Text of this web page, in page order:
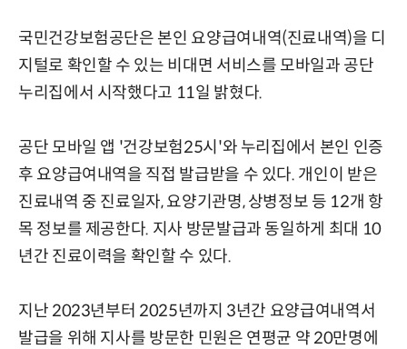
국민건강보험공단은 본인 요양급여내역(진료내역)을 디
지털로 확인할 수 있는 비대면 서비스를 모바일과 공단
누리집에서 시작했다고 11일 밝혔다.
공단 모바일 앱 '건강보험25시'와 누리집에서 본인 인증
후 요양급여내역을 직접 발급받을 수 있다. 개인이 받은
진료내역 중 진료일자, 요양기관명, 상병정보 등 12개 항
목 정보를 제공한다. 지사 방문발급과 동일하게 최대 10
년간 진료이력을 확인할 수 있다.
지난 2023년부터 2025년까지 3년간 요양급여내역서
발급을 위해 지사를 방문한 민원은 연평균 약 20만명에